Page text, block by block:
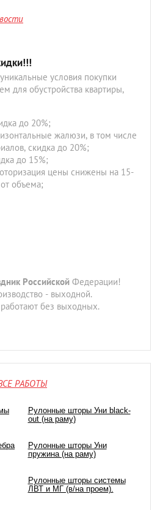
условия покупки
для обустройства квартиры,
до 20%;
жалюзи, в том числе
скидка до 20%;
до 15%;
цены снижены на 15-
объема;
Российской Федерации!
- выходной.
без выходных.
РАБОТЫ
Рулонные шторы Уни black-
out (на раму)
Рулонные шторы Уни
пружина (на раму)
Рулонные шторы системы
ЛВТ и МГ (в/на проем).